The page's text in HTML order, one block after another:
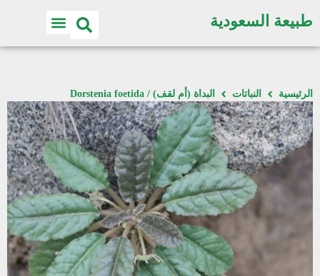
طبيعة السعودية
الرئيسية النباتات البداة (أم لقف) / Dorstenia foetida